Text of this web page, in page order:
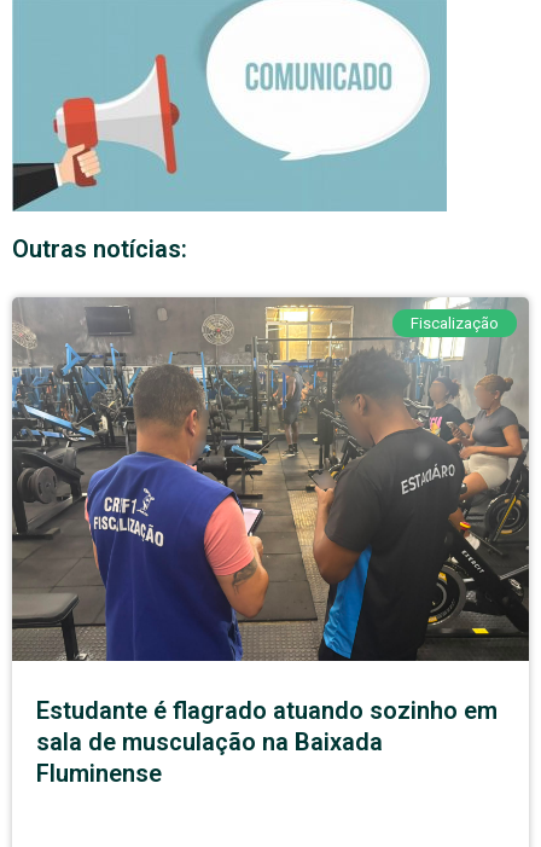
Outras notícias:
Fiscalização
Estudante é flagrado atuando sozinho em
sala de musculação na Baixada
Fluminense